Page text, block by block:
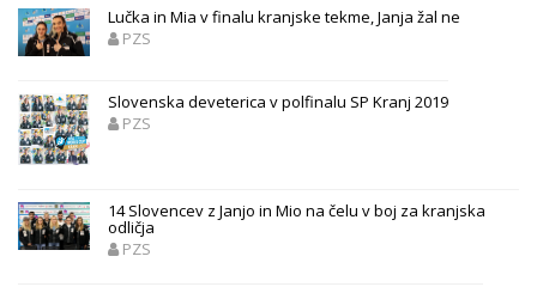
Lučka in Mia v finalu kranjske tekme, Janja žal ne
PZS
Slovenska deveterica v polfinalu SP Kranj 2019
PZS
14 Slovencev z Janjo in Mio na čelu v boj za kranjska
odličja
PZS